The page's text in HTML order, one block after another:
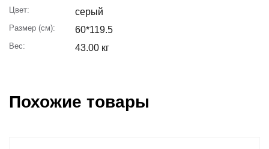
Цвет: серый
Размер (см): 60*119.5
Вес: 43.00 кг
Похожие товары